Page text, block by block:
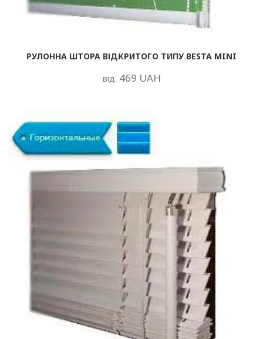
РУЛОННА ШТОРА ВІДКРИТОГО ТИПУ BESTA MINI
від 469 UAH